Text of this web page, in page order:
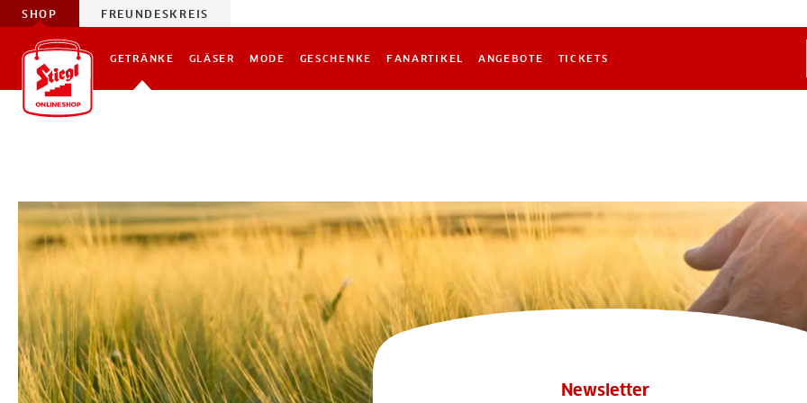
SHOP FREUNDESKREIS
GETRÄNKE GLÄSER MODE GESCHENKE FANARTIKEL ANGEBOTE TICKETS
Newsletter